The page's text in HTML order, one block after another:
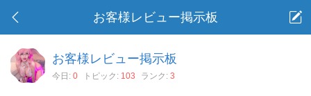
お客様レビュー掲示板
お客様レビュー掲示板
今日: 0 トピック: 103 ランク: 3